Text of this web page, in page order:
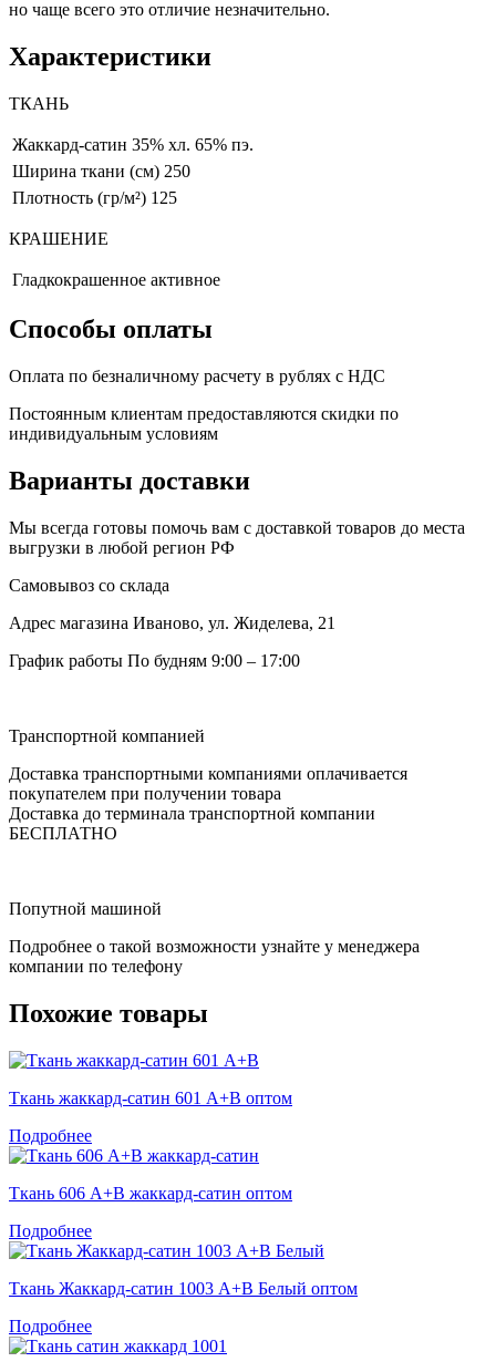
но чаще всего это отличие незначительно.
Характеристики
ТКАНЬ
Жаккард-сатин 35% хл. 65% пэ.
Ширина ткани (см) 250
Плотность (гр/м²) 125
КРАШЕНИЕ
Гладкокрашенное активное
Способы оплаты
Оплата по безналичному расчету в рублях с НДС
Постоянным клиентам предоставляются скидки по
индивидуальным условиям
Варианты доставки
Мы всегда готовы помочь вам с доставкой товаров до места
выгрузки в любой регион РФ
Самовывоз со склада
Адрес магазина Иваново, ул. Жиделева, 21
График работы По будням 9:00 – 17:00
Транспортной компанией
Доставка транспортными компаниями оплачивается
покупателем при получении товара
Доставка до терминала транспортной компании
БЕСПЛАТНО
Попутной машиной
Подробнее о такой возможности узнайте у менеджера
компании по телефону
Похожие товары
Ткань жаккард-сатин 601 А+В оптом
Подробнее
Ткань 606 А+В жаккард-сатин оптом
Подробнее
Ткань Жаккард-сатин 1003 А+В Белый оптом
Подробнее